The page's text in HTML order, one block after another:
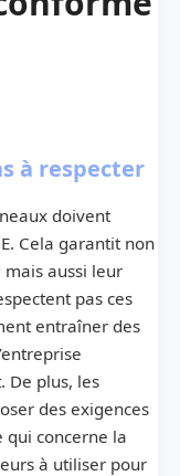
à respecter
doivent
Cela garantit non
aussi leur
pas ces
entraîner des
De plus, les
des exigences
qui concerne la
à utiliser pour